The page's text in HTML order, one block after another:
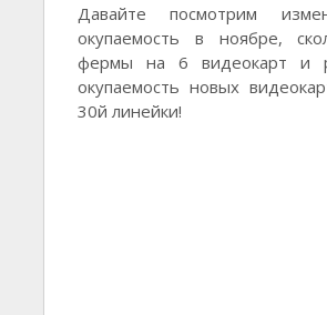
Давайте посмотрим
окупаемость в ноябре,
фермы на 6 видеокарт и
окупаемость новых
30й линейки!